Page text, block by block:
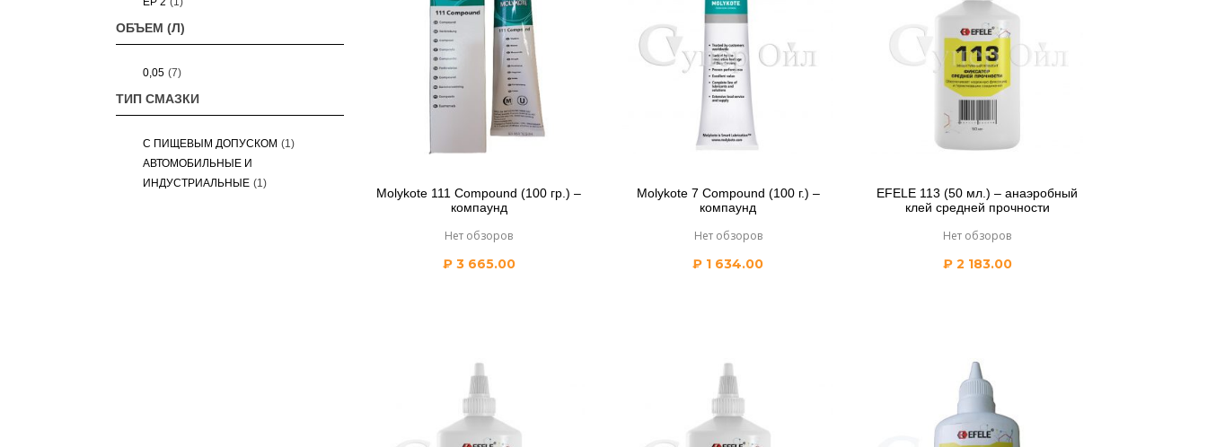
ОБЪЕМ (Л)
0,05 (7)
ТИП СМАЗКИ
С ПИЩЕВЫМ ДОПУСКОМ (1)
АВТОМОБИЛЬНЫЕ И
ИНДУСТРИАЛЬНЫЕ (1)
Molykote 111 Compound (100 гр.) –
компаунд
Нет обзоров
₽3 665.00
Molykote 7 Compound (100 г.) –
компаунд
Нет обзоров
₽ 1 634.00
EFELE 113 (50 мл.) – анаэробный
клей средней прочности
Нет обзоров
₽2 183.00